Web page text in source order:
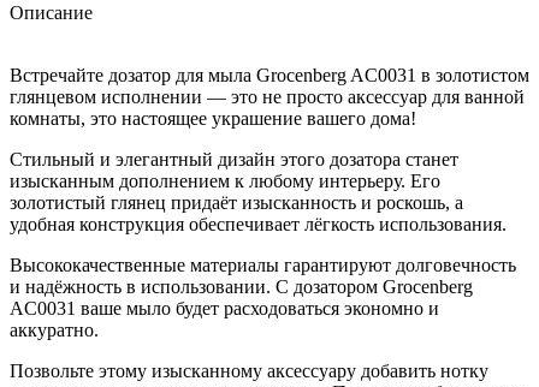
Описание
Встречайте дозатор для мыла Grocenberg AC0031 в золотистом
глянцевом исполнении — это не просто аксессуар для ванной
комнаты, это настоящее украшение вашего дома!
Стильный и элегантный дизайн этого дозатора станет
изысканным дополнением к любому интерьеру. Его
золотистый глянец придаёт изысканность и роскошь, а
удобная конструкция обеспечивает лёгкость использования.
Высококачественные материалы гарантируют долговечность
и надёжность в использовании. С дозатором Grocenberg
AC0031 ваше мыло будет расходоваться экономно и
аккуратно.
Позвольте этому изысканному аксессуару добавить нотку